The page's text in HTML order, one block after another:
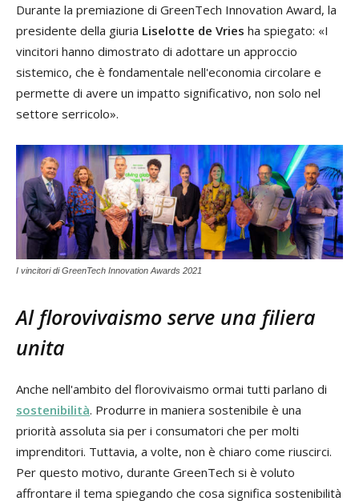
Durante la premiazione di GreenTech Innovation Award, la
presidente della giuria Liselotte de Vries ha spiegato: «I
vincitori hanno dimostrato di adottare un approccio
sistemico, che è fondamentale nell'economia circolare e
permette di avere un impatto significativo, non solo nel
settore serricolo».
I vincitori di GreenTech Innovation Awards 2021
Al florovivaismo serve una filiera
unita
Anche nell'ambito del florovivaismo ormai tutti parlano di
sostenibilità. Produrre in maniera sostenibile è una
priorità assoluta sia per i consumatori che per molti
imprenditori. Tuttavia, a volte, non è chiaro come riuscirci.
Per questo motivo, durante GreenTech si è voluto
affrontare il tema spiegando che cosa significa sostenibilità